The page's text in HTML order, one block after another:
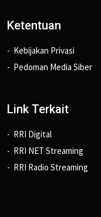
Ketentuan
Kebijakan Privasi
Pedoman Media Siber
Link Terkait
RRI Digital
RRI NET Streaming
RRI Radio Streaming